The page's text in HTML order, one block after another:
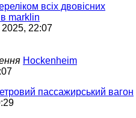
всіх двовісних
marklin
22:07
Hockenheim
пассажирський вагон